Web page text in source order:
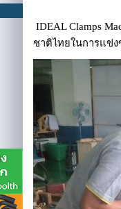
IDEAL Clamps
ชาติไทยในการแข่ง